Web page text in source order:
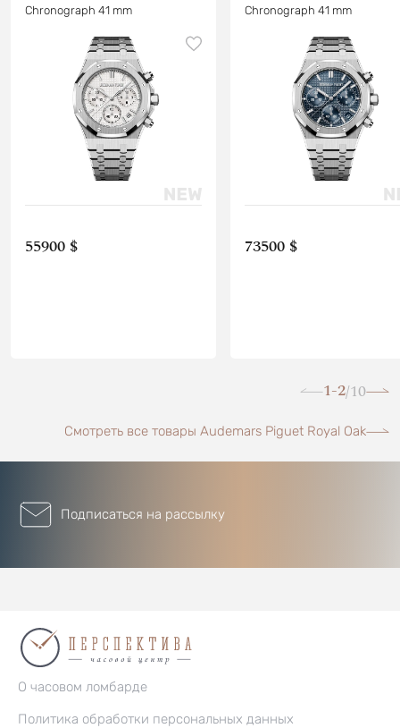
Chronograph 41 mm
55900 $
Chronograph 41 mm
73500 $
1-2/10
Смотреть все товары Audemars Piguet Royal Oak
Подписаться на рассылку
О часовом ломбарде
Политика обработки персональных данных